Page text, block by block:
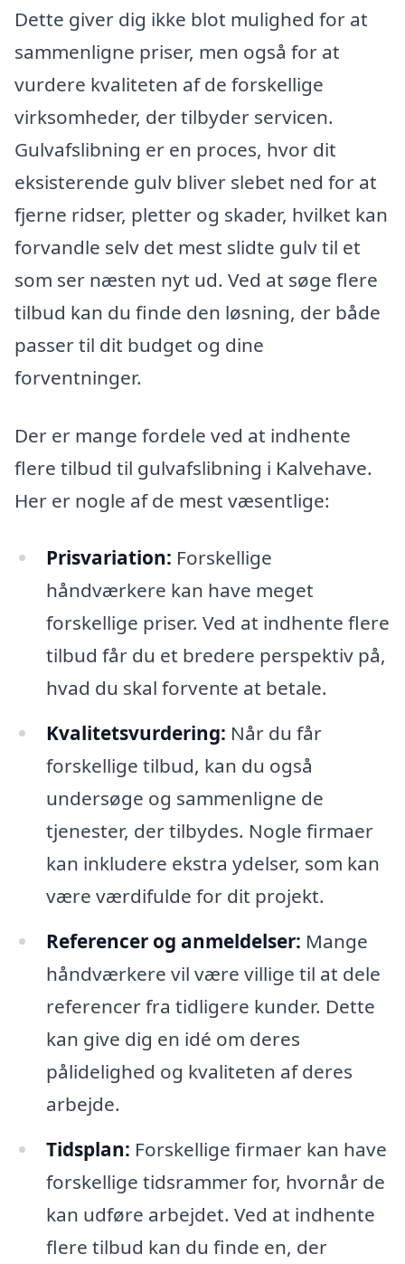
Dette giver dig ikke blot mulighed for at
sammenligne priser, men også for at
vurdere kvaliteten af de forskellige
virksomheder, der tilbyder servicen.
Gulvafslibning er en proces, hvor dit
eksisterende gulv bliver slebet ned for at
fjerne ridser, pletter og skader, hvilket kan
forvandle selv det mest slidte gulv til et
som ser næsten nyt ud. Ved at søge flere
tilbud kan du finde den løsning, der både
passer til dit budget og dine
forventninger.
Der er mange fordele ved at indhente
flere tilbud til gulvafslibning i Kalvehave.
Her er nogle af de mest væsentlige:
Prisvariation: Forskellige
håndværkere kan have meget
forskellige priser. Ved at indhente flere
tilbud får du et bredere perspektiv på,
hvad du skal forvente at betale.
Kvalitetsvurdering: Når du får
forskellige tilbud, kan du også
undersøge og sammenligne de
tjenester, der tilbydes. Nogle firmaer
kan inkludere ekstra ydelser, som kan
være værdifulde for dit projekt.
Referencer og anmeldelser: Mange
håndværkere vil være villige til at dele
referencer fra tidligere kunder. Dette
kan give dig en idé om deres
pålidelighed og kvaliteten af deres
arbejde.
Tidsplan: Forskellige firmaer kan have
forskellige tidsrammer for, hvornår de
kan udføre arbejdet. Ved at indhente
flere tilbud kan du finde en, der